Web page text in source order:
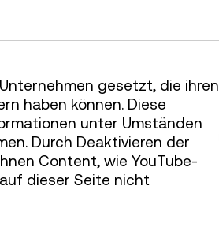
gesetzt, die ihren
haben können. Diese
unter Umständen
Durch Deaktivieren der
Content, wie YouTube-
dieser Seite nicht